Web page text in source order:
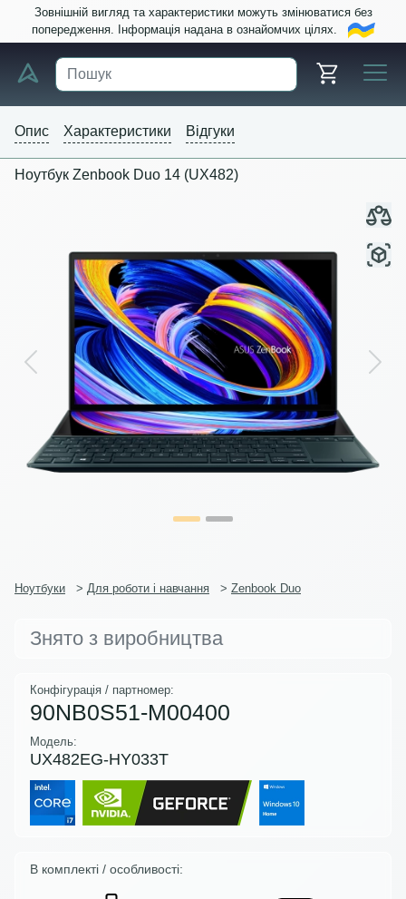
Зовнішній вигляд та характеристики можуть змінюватися без
попередження. Інформація надана в ознайомчих цілях.
Опис Характеристики Відгуки
Ноутбук Zenbook Duo 14 (UX482)
Previous Next
Ноутбуки > Для роботи і навчання > Zenbook Duo
Знято з виробництва
Конфігурація / партномер:
90NB0S51-M00400
Модель:
UX482EG-HY033T
В комплекті / особливості: